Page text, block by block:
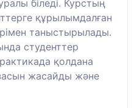
біледі. Курстың
құрылымдалған
таныстырылады.
студенттер
қолдана
жасайды және